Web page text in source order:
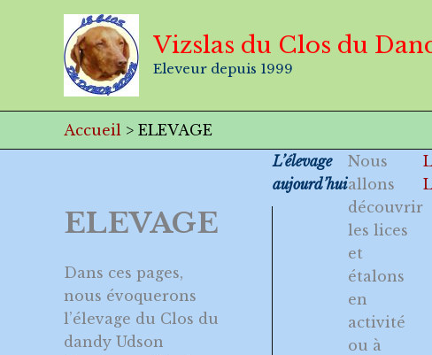
Vizslas du Clos du
Eleveur depuis 1999
Accueil ELEVAGE
ELEVAGE
Dans ces pages,
nous évoquerons
l’élevage du Clos du
dandy Udson
L’élevage
aujourd’hui
Nous
allons
découvrir
les lices
et
étalons
en
activité
ou à